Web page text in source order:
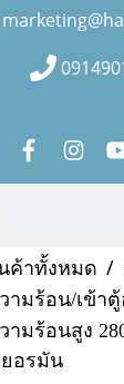
ค้าทั้งหมด
ามร้อน/เข้า
มร้อนสูง
ยอรมัน